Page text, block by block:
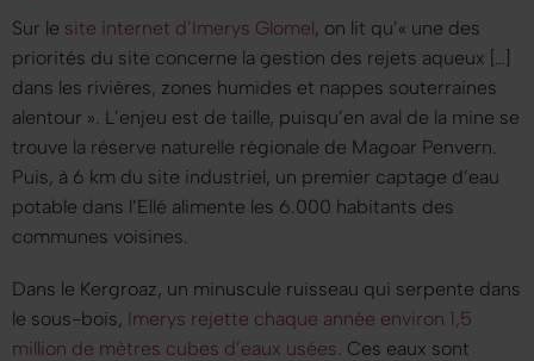
Sur le site internet d’Imerys Glomel, on lit qu’« une des
priorités du site concerne la gestion des rejets aqueux […]
dans les rivières, zones humides et nappes souterraines
alentour ». L’enjeu est de taille, puisqu’en aval de la mine se
trouve la réserve naturelle régionale de Magoar Penvern.
Puis, à 6 km du site industriel, un premier captage d’eau
potable dans l’Ellé alimente les 6.000 habitants des
communes voisines.
Dans le Kergroaz, un minuscule ruisseau qui serpente dans
le sous-bois, Imerys rejette chaque année environ 1,5
million de mètres cubes d’eaux usées . Ces eaux sont